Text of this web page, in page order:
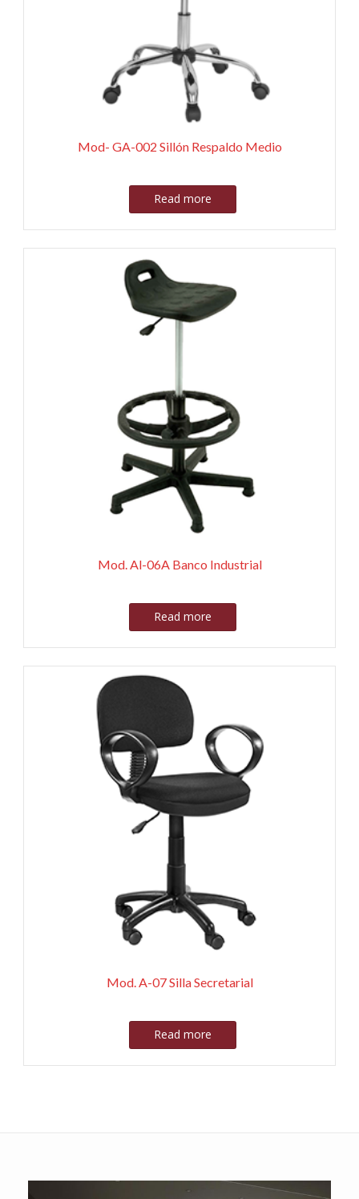
Mod- GA-002 Sillón Respaldo Medio
Read more
Mod. Al-06A Banco Industrial
Read more
Mod. A-07 Silla Secretarial
Read more